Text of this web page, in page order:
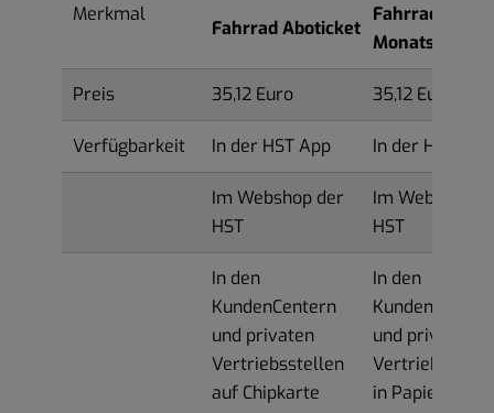
Merkmal
Fahrrad Aboticket
Fahrrad
Monatsticket
Preis 35,12 Euro 35,12 Euro
Verfügbarkeit In der HST App In der HST App
Im Webshop der
HST
Im Webshop
HST
In den
KundenCentern
und privaten
Vertriebsstellen
auf Chipkarte
In den
und privaten
in Papierform